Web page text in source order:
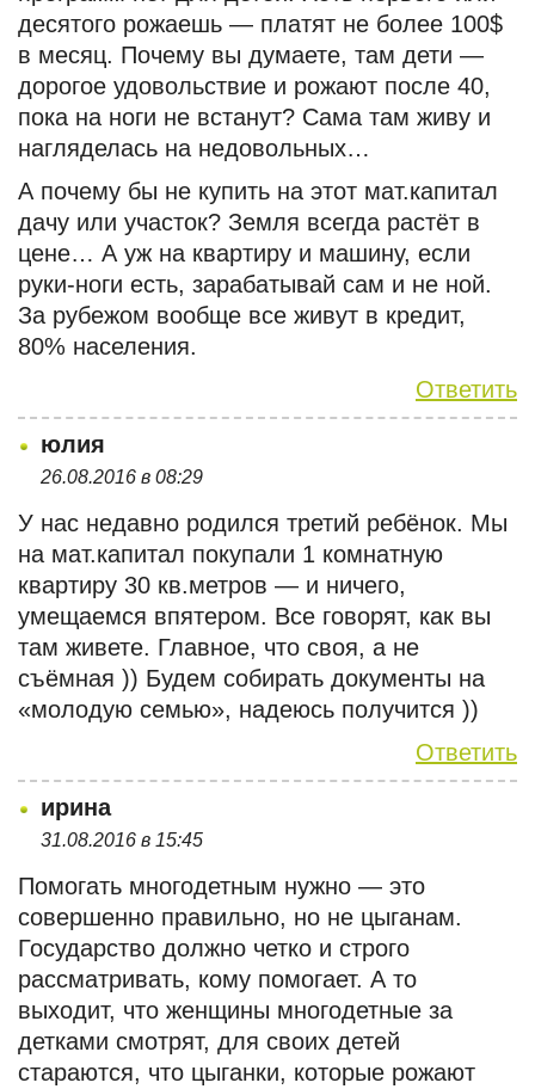
десятого рожаешь — платят не более 100$
в месяц. Почему вы думаете, там дети —
дорогое удовольствие и рожают после 40,
пока на ноги не встанут? Сама там живу и
нагляделась на недовольных…
А почему бы не купить на этот мат.капитал
дачу или участок? Земля всегда растёт в
цене… А уж на квартиру и машину, если
руки-ноги есть, зарабатывай сам и не ной.
За рубежом вообще все живут в кредит,
80% населения.
Ответить
юлия
26.08.2016 в 08:29
У нас недавно родился третий ребёнок. Мы
на мат.капитал покупали 1 комнатную
квартиру 30 кв.метров — и ничего,
умещаемся впятером. Все говорят, как вы
там живете. Главное, что своя, а не
съёмная )) Будем собирать документы на
«молодую семью», надеюсь получится ))
Ответить
ирина
31.08.2016 в 15:45
Помогать многодетным нужно — это
совершенно правильно, но не цыганам.
Государство должно четко и строго
рассматривать, кому помогает. А то
выходит, что женщины многодетные за
детками смотрят, для своих детей
стараются, что цыганки, которые рожают